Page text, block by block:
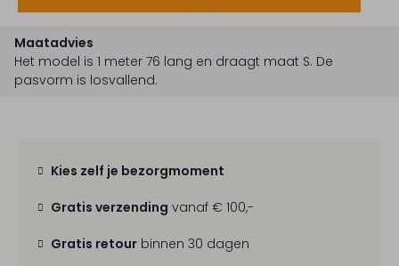
Maatadvies
Het model is 1 meter 76 lang en draagt maat S. De
pasvorm is losvallend.
Kies zelf je bezorgmoment
Gratis verzending vanaf € 100,-
Gratis retour binnen 30 dagen